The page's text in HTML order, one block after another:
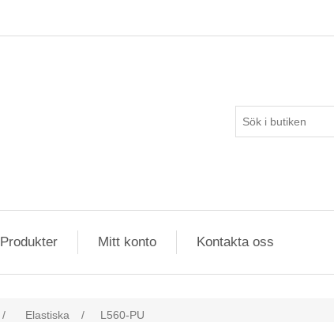
Produkter Mitt konto Kontakta oss
/ Elastiska / L560-PU